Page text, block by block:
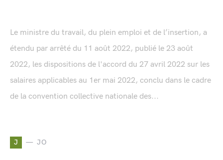
Le ministre du travail, du plein emploi et de l’insertion, a
étendu par arrêté du 11 août 2022, publié le 23 août
2022, les dispositions de l'accord du 27 avril 2022 sur les
salaires applicables au 1er mai 2022, conclu dans le cadre
de la convention collective nationale des...
J JO